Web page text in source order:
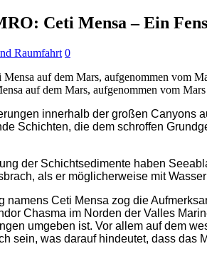
Ceti Mensa – Ein
Raumfahrt 0
auf dem Mars, aufgenommen vom
innerhalb der großen Canyons
Schichten, die dem schroffen
der Schichtsedimente haben
als er möglicherweise mit
namens Ceti Mensa zog die
Chasma im Norden der Valles
umgeben ist. Vor allem auf dem
sein, was darauf hindeutet, dass das